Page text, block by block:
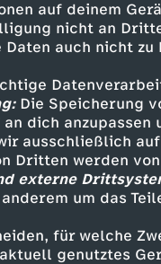
auf deinem
nicht an
auch nicht zu
Die Speicherung
an dich
ausschließlich auf
Dritten werden
externe
um das
für welche
genutztes
Inhalte
Reportage